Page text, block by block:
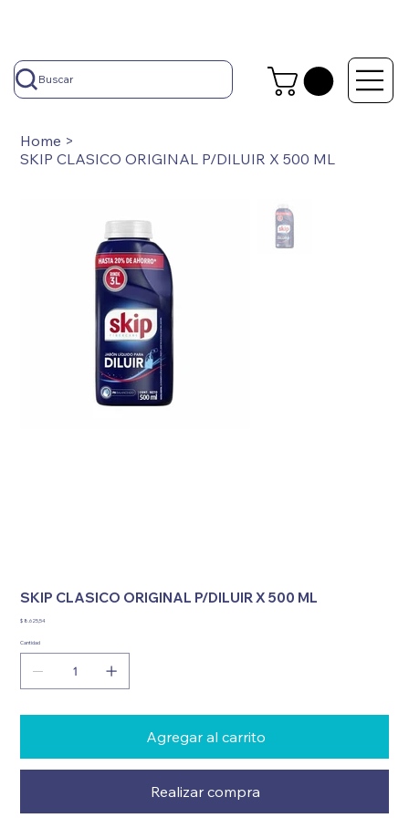
Buscar
Home >
SKIP CLASICO ORIGINAL P/DILUIR X 500 ML
SKIP CLASICO ORIGINAL P/DILUIR X 500 ML
Precio
$ 8.625,54
Cantidad
Agregar al carrito
Realizar compra